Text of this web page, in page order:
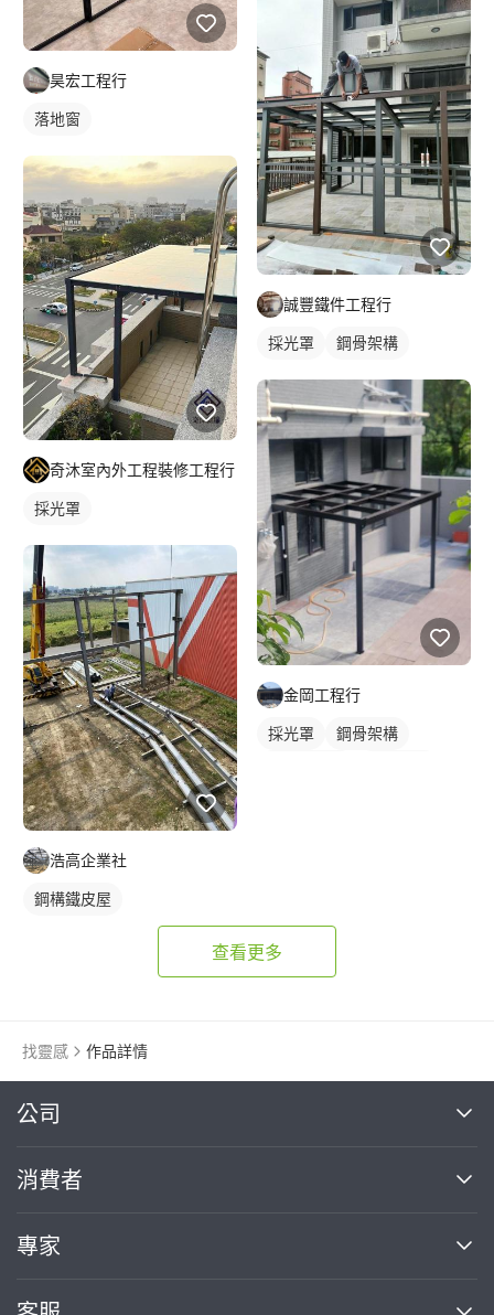
昊宏工程行
落地窗
奇沐室內外工程裝修工程行
採光罩
浩高企業社
鋼構鐵皮屋
誠豐鐵件工程行
採光罩 鋼骨架構
金岡工程行
採光罩
鋼骨架構
查看更多
找靈感 作品詳情
公司
關於我們
部落格
加入我們
消費者
買服務
專家
案件中心
繼續完成